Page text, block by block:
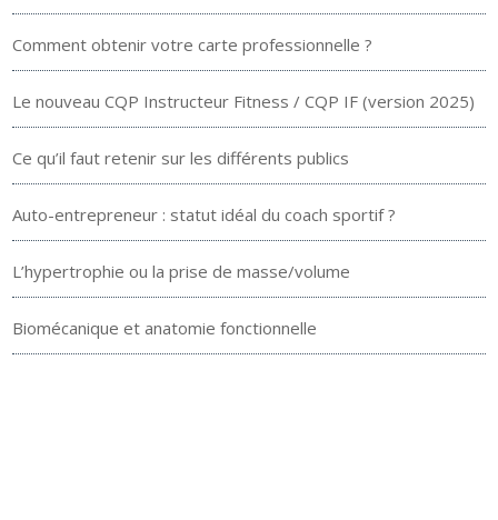
Comment obtenir votre carte professionnelle ?
Le nouveau CQP Instructeur Fitness / CQP IF (version 2025)
Ce qu’il faut retenir sur les différents publics
Auto-entrepreneur : statut idéal du coach sportif ?
L’hypertrophie ou la prise de masse/volume
Biomécanique et anatomie fonctionnelle